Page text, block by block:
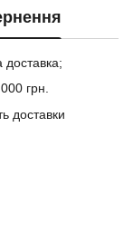
грн.
доставки